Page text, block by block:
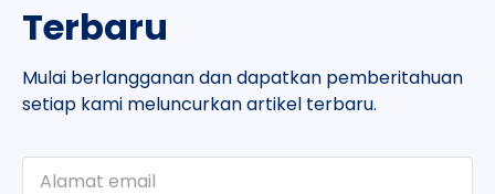
Terbaru
Mulai berlangganan dan dapatkan pemberitahuan
setiap kami meluncurkan artikel terbaru.